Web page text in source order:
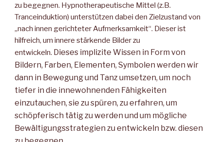
zu begegnen. Hypnotherapeutische Mittel (z.B.
Tranceinduktion) unterstützen dabei den Zielzustand von
„nach innen gerichteter Aufmerksamkeit“. Dieser ist
hilfreich, um innere stärkende Bilder zu
entwickeln. Dieses implizite Wissen in Form von
Bildern, Farben, Elementen, Symbolen werden wir
dann in Bewegung und Tanz umsetzen, um noch
tiefer in die innewohnenden Fähigkeiten
einzutauchen, sie zu spüren, zu erfahren, um
schöpferisch tätig zu werden und um mögliche
Bewältigungsstrategien zu entwickeln bzw. diesen